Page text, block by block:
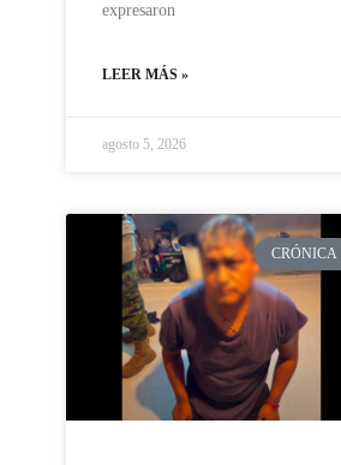
expresaron
LEER MÁS »
agosto 5, 2026
CRÓNICA